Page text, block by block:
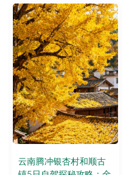
云南腾冲银杏村和顺古